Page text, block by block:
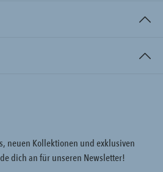
neuen Kollektionen und exklusiven
dich an für unseren Newsletter!